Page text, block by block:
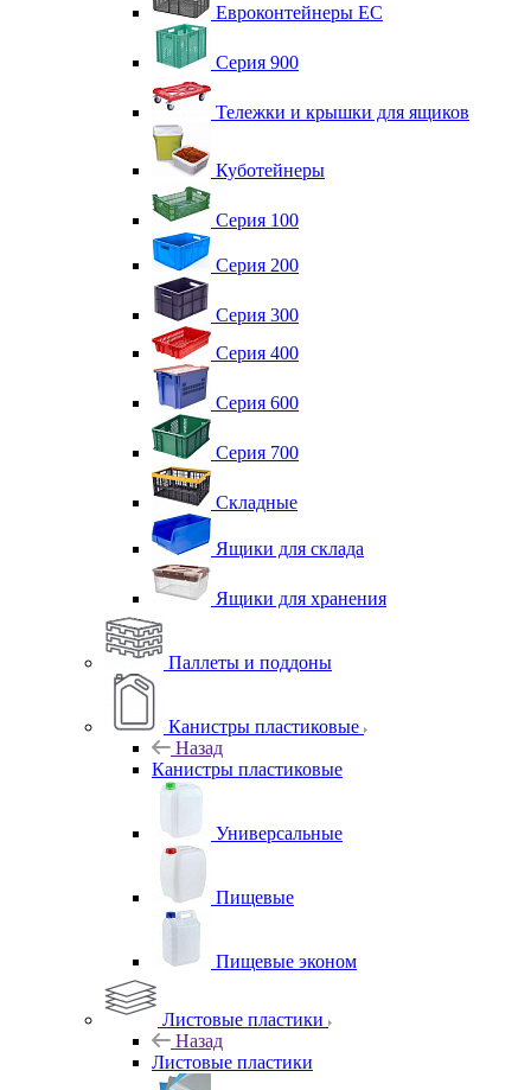
Евроконтейнеры ЕС
Серия 900
Тележки и крышки для ящиков
Куботейнеры
Серия 100
Серия 200
Серия 300
Серия 400
Серия 600
Серия 700
Складные
Ящики для склада
Ящики для хранения
Паллеты и поддоны
Канистры пластиковые
Назад
Канистры пластиковые
Универсальные
Пищевые
Пищевые эконом
Листовые пластики
Назад
Листовые пластики